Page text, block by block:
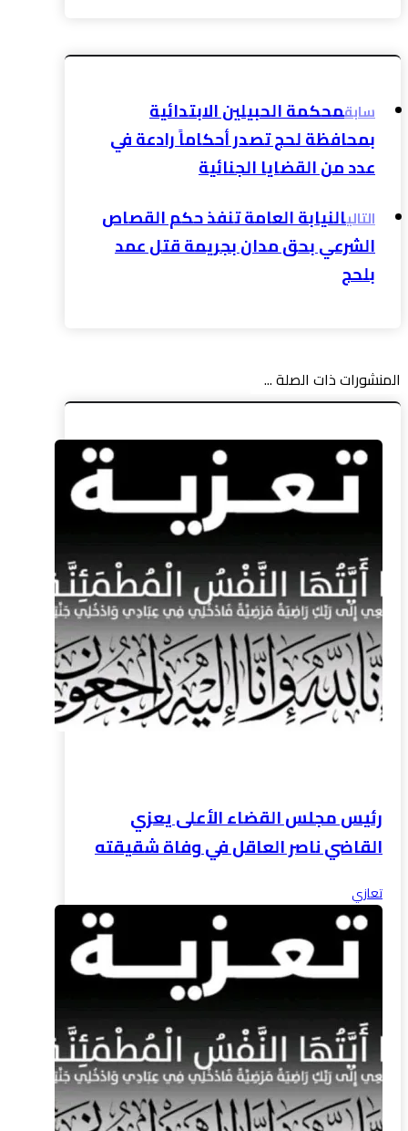
سابقمحكمة الحبيلين الابتدائية
بمحافظة لحج تصدر أحكاماً رادعة في
عدد من القضايا الجنائية
التاليالنيابة العامة تنفذ حكم القصاص
الشرعي بحق مدان بجريمة قتل عمد
بلحج
المنشورات ذات الصلة ...
رئيس مجلس القضاء الأعلى يعزي
القاضي ناصر العاقل في وفاة شقيقته
تعازي